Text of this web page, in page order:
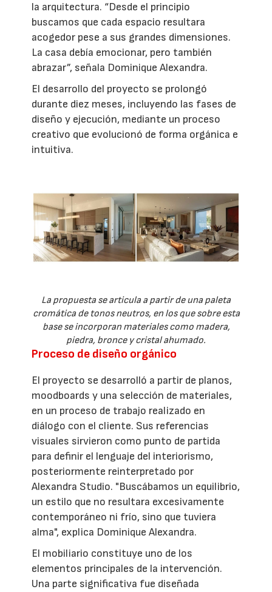
la arquitectura. “Desde el principio
buscamos que cada espacio resultara
acogedor pese a sus grandes dimensiones.
La casa debía emocionar, pero también
abrazar”, señala Dominique Alexandra.
El desarrollo del proyecto se prolongó
durante diez meses, incluyendo las fases de
diseño y ejecución, mediante un proceso
creativo que evolucionó de forma orgánica e
intuitiva.
La propuesta se articula a partir de una paleta
cromática de tonos neutros, en los que sobre esta
base se incorporan materiales como madera,
piedra, bronce y cristal ahumado.
Proceso de diseño orgánico
El proyecto se desarrolló a partir de planos,
moodboards y una selección de materiales,
en un proceso de trabajo realizado en
diálogo con el cliente. Sus referencias
visuales sirvieron como punto de partida
para definir el lenguaje del interiorismo,
posteriormente reinterpretado por
Alexandra Studio. "Buscábamos un equilibrio,
un estilo que no resultara excesivamente
contemporáneo ni frío, sino que tuviera
alma", explica Dominique Alexandra.
El mobiliario constituye uno de los
elementos principales de la intervención.
Una parte significativa fue diseñada